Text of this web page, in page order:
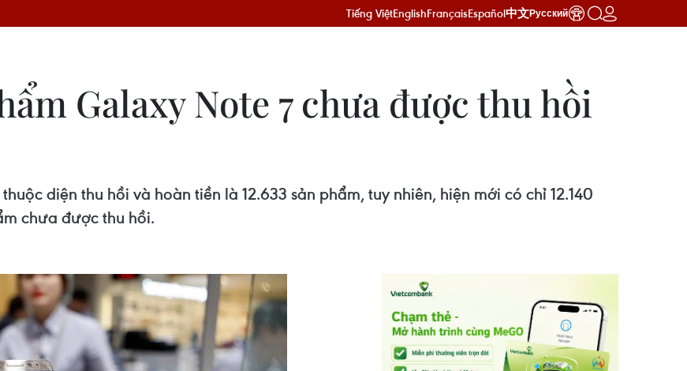
Tiếng ViệtEnglishFrançaisEspañol中文Русский
Galaxy Note 7 chưa được thu hồi
diện thu hồi và hoàn tiền là 12.633 sản phẩm, tuy nhiên, hiện mới có chỉ 12.140
chưa được thu hồi.